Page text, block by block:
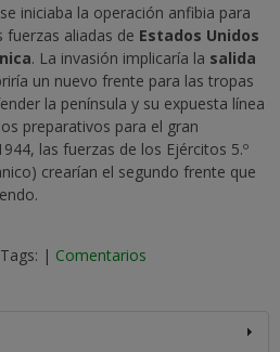
iniciaba la operación anfibia para
fuerzas aliadas de Estados Unidos
. La invasión implicaría la salida
un nuevo frente para las tropas
la península y su expuesta línea
preparativos para el gran
las fuerzas de los Ejércitos 5.º
crearían el segundo frente que
Tags: | Comentarios